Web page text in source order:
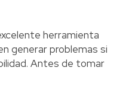
herramienta
generar problemas si
Antes de tomar